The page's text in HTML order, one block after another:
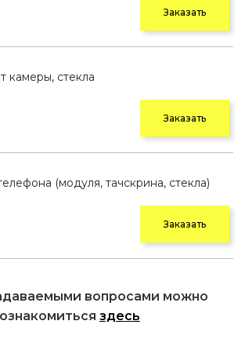
Заказать
камеры, стекла
Заказать
(модуля, тачскрина, стекла)
Заказать
вопросами можно
ознакомиться здесь